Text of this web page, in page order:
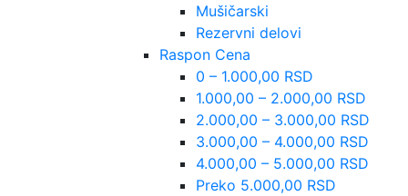
Mušičarski
Rezervni delovi
Raspon Cena
0 – 1.000,00 RSD
1.000,00 – 2.000,00 RSD
2.000,00 – 3.000,00 RSD
3.000,00 – 4.000,00 RSD
4.000,00 – 5.000,00 RSD
Preko 5.000,00 RSD